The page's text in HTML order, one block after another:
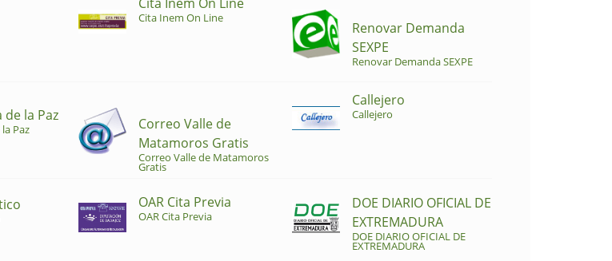
Cita Inem On Line
Renovar Demanda
SEXPE
Renovar Demanda SEXPE
de la Paz
Paz
Correo Valle de
Matamoros Gratis
Correo Valle de Matamoros
Gratis
Callejero
Callejero
OAR Cita Previa
OAR Cita Previa
DOE DIARIO OFICIAL DE
EXTREMADURA
DOE DIARIO OFICIAL DE
EXTREMADURA